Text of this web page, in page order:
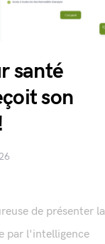
santé
son
de présenter la
par l'intelligence